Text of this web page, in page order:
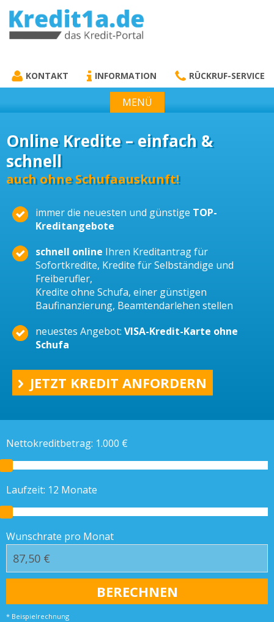
KREDIT1A.DE
KONTAKT INFORMATION RÜCKRUF-SERVICE
MENÜ
Online Kredite – einfach &
schnell
auch ohne Schufaauskunft!
immer die neuesten und günstige TOP-
Kreditangebote
schnell online Ihren Kreditantrag für
Sofortkredite, Kredite für Selbständige und
Freiberufler,
Kredite ohne Schufa, einer günstigen
Baufinanzierung, Beamtendarlehen stellen
neuestes Angebot: VISA-Kredit-Karte ohne
Schufa
JETZT KREDIT ANFORDERN
Nettokreditbetrag: 1.000 €
Laufzeit: 12 Monate
Wunschrate pro Monat
* Beispielrechnung